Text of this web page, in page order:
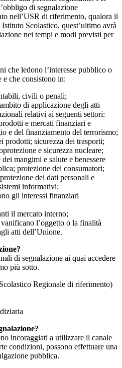
di segnalazione
nell’USR di riferimento, qualora il
Scolastico, quest’ultimo avrà
nei tempi e modi previsti per
che ledono l’interesse pubblico o
e che consistono in:
civili o penali;
di applicazione degli atti
relativi ai seguenti settori:
e mercati finanziari e
e del finanziamento del terrorismo;
prodotti; sicurezza dei trasporti;
e sicurezza nucleare;
mangimi e salute e benessere
protezione dei consumatori;
dei dati personali e
informativi;
gli interessi finanziari
il mercato interno;
l’oggetto o la finalità
atti dell’Unione.
di segnalazione ai quai accedere
più sotto.
Regionale di riferimento)
incoraggiati a utilizzare il canale
condizioni, possono effettuare una
pubblica.